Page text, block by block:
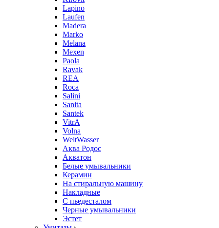
Lapino
Laufen
Madera
Marko
Melana
Mexen
Paola
Ravak
REA
Roca
Salini
Sanita
Santek
VitrA
Volna
WeltWasser
Аква Родос
Акватон
Белые умывальники
Керамин
На стиральную машину
Накладные
С пьедесталом
Черные умывальники
Эстет